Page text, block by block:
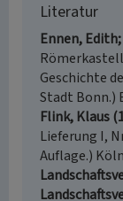
Literatur
Ennen,
Geschichte
Stadt Bonn.)
Flink, Klaus
Lieferung I,
Auflage.)